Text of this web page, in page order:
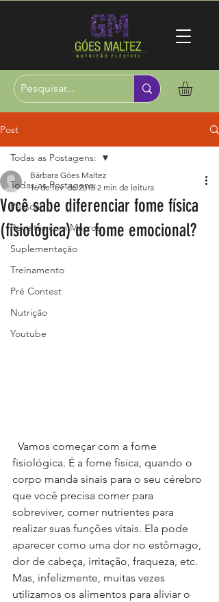
Post
Todas as Postagens:
Pessoal
Receitas com Macros
Suplementação
Treinamento
Pré Contest
Nutrição
Youtube
Todas as Postagens:
Você sabe diferenciar fome física
(fisiológica) de fome emocional?
Bárbara Góes Maltez
16 de fev. de 2018 2 min de leitura
fisiológica. É a fome física, quando o
corpo manda sinais para o seu cérebro
que você precisa comer para
sobreviver, comer nutrientes para
realizar suas funções vitais. Ela pode
aparecer como uma dor no estômago,
dor de cabeça, irritação, fraqueza, etc.
Mas, infelizmente, muitas vezes
utilizamos os alimentos para aliviar o